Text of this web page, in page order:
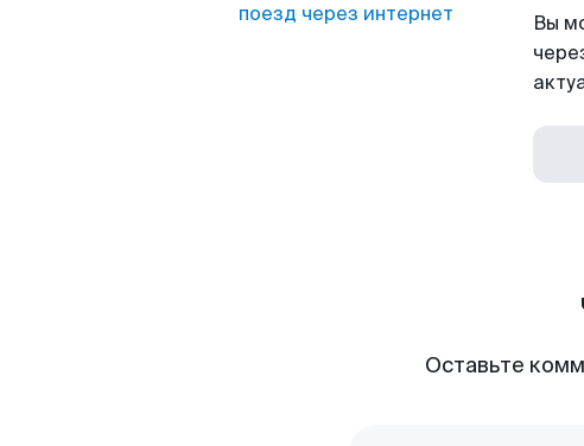
поезд через интернет
Вы
Оставьте